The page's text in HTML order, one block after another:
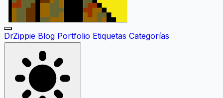
DrZippie Blog Portfolio Etiquetas Categorías